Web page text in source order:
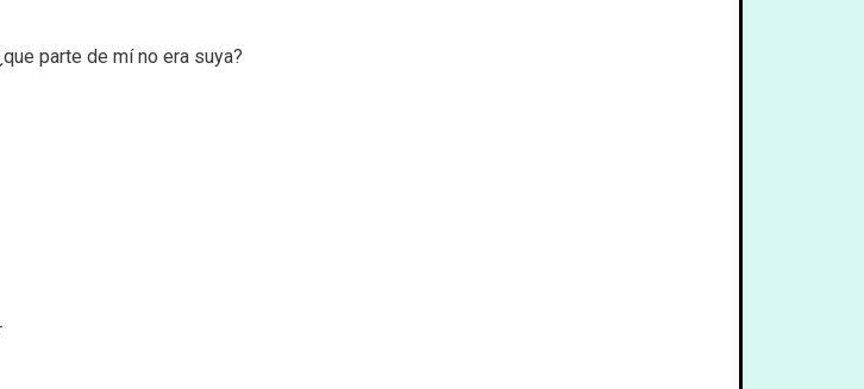
parte de mí no era suya?